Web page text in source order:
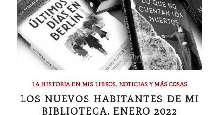
LA HISTORIA EN MIS LIBROS, NOTICIAS Y MÁS COSAS
LOS NUEVOS HABITANTES DE MI
BIBLIOTECA. ENERO 2022